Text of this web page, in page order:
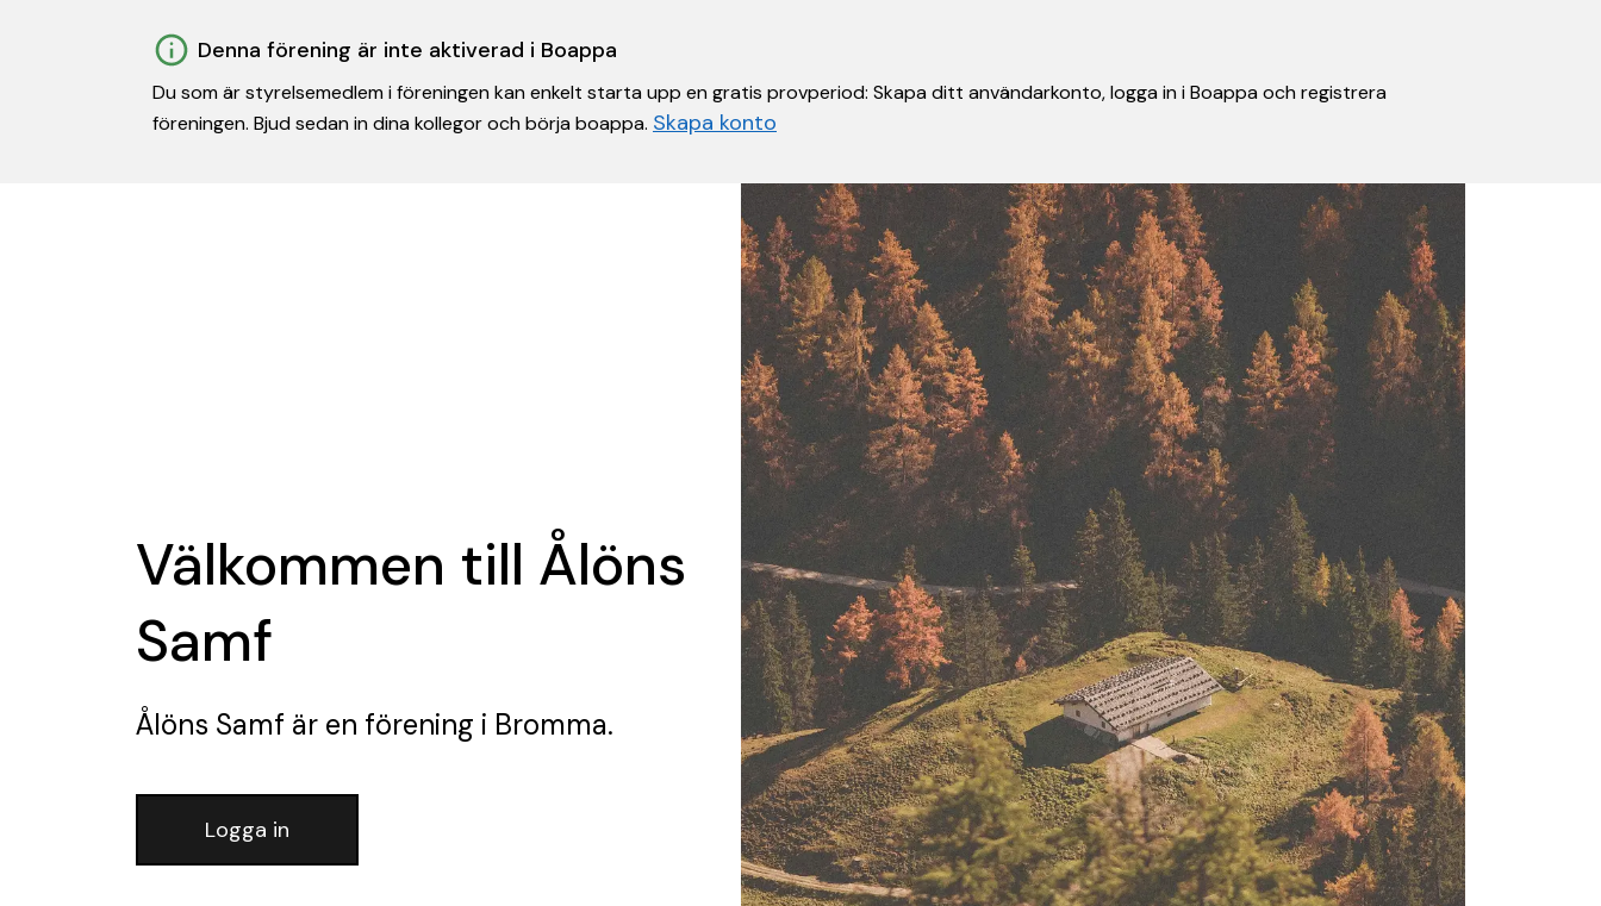
Denna förening är inte aktiverad i Boappa
Du som är styrelsemedlem i föreningen kan enkelt starta upp en gratis provperiod: Skapa ditt användarkonto, logga in i Boappa och registrera
föreningen. Bjud sedan in dina kollegor och börja boappa. Skapa konto
Välkommen till Ålöns
Samf
Ålöns Samf är en förening i Bromma.
Logga in